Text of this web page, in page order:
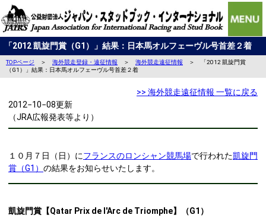
「2012 凱旋門賞（G1）」結果：日本馬オルフェーヴル号首差２着
TOPページ ＞ 海外競走登録・遠征情報 ＞ 海外競走遠征情報 ＞ 「2012 凱旋門賞
（G1）」結果：日本馬オルフェーヴル号首差２着
>> 海外競走遠征情報 一覧に戻る
2012−10−08更新
（JRA広報発表等より）
１０月７日（日）にフランスのロンシャン競馬場で行われた凱旋門
賞（G1） の結果をお知らせいたします。
凱旋門賞【Qatar Prix de l'Arc de Triomphe】（G1）